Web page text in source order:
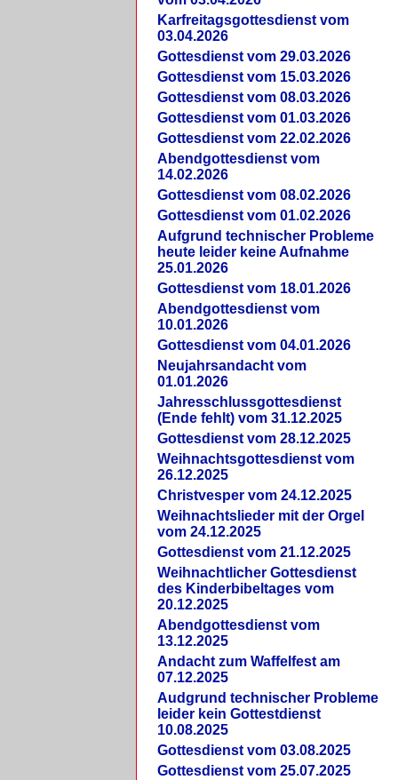
Karfreitagsgottesdienst vom
03.04.2026
Gottesdienst vom 29.03.2026
Gottesdienst vom 15.03.2026
Gottesdienst vom 08.03.2026
Gottesdienst vom 01.03.2026
Gottesdienst vom 22.02.2026
Abendgottesdienst vom
14.02.2026
Gottesdienst vom 08.02.2026
Gottesdienst vom 01.02.2026
Aufgrund technischer Probleme
heute leider keine Aufnahme
25.01.2026
Gottesdienst vom 18.01.2026
Abendgottesdienst vom
10.01.2026
Gottesdienst vom 04.01.2026
Neujahrsandacht vom
01.01.2026
Jahresschlussgottesdienst
(Ende fehlt) vom 31.12.2025
Gottesdienst vom 28.12.2025
Weihnachtsgottesdienst vom
26.12.2025
Christvesper vom 24.12.2025
Weihnachtslieder mit der Orgel
vom 24.12.2025
Gottesdienst vom 21.12.2025
Weihnachtlicher Gottesdienst
des Kinderbibeltages vom
20.12.2025
Abendgottesdienst vom
13.12.2025
Andacht zum Waffelfest am
07.12.2025
Audgrund technischer Probleme
leider kein Gottestdienst
10.08.2025
Gottesdienst vom 03.08.2025
Gottesdienst vom 25.07.2025